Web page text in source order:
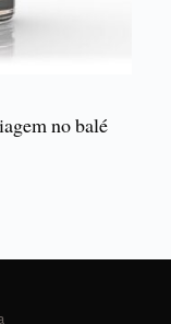
no balé